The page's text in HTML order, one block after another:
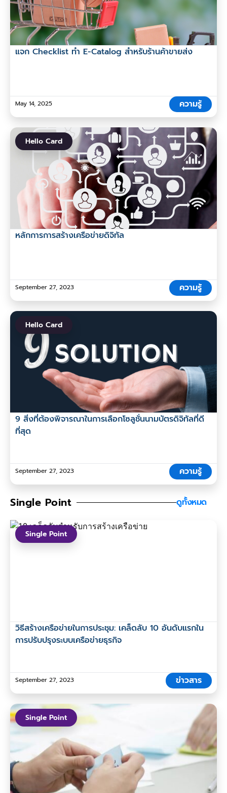
แจก Checklist ทำ E-Catalog สำหรับร้านค้าขายส่ง
May 14, 2025 ความรู้
Hello Card
หลักการการสร้างเครือข่ายดิจิทัล
September 27, 2023 ความรู้
Hello Card
9 สิ่งที่ต้องพิจารณาในการเลือกโซลูชั่นนามบัตรดิจิทัลที่ดี
ที่สุด
September 27, 2023 ความรู้
Single Point ดูทั้งหมด
Single Point
วิธีสร้างเครือข่ายในการประชุม: เคล็ดลับ 10 อันดับแรกใน
การปรับปรุงระบบเครือข่ายธุรกิจ
September 27, 2023 ข่าวสาร
Single Point